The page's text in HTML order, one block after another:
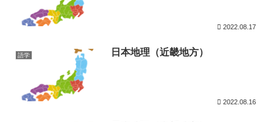
2022.08.17
語学 日本地理（近畿地方）
2022.08.16